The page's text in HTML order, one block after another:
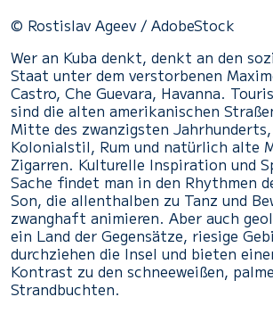
© Rostislav Ageev / AdobeStock
Wer an Kuba denkt, denkt an den
Staat unter dem verstorbenen
Castro, Che Guevara, Havanna.
sind die alten amerikanischen
Mitte des zwanzigsten
Kolonialstil, Rum und natürlich alte
Zigarren. Kulturelle Inspiration und
Sache findet man in den Rhythmen
Son, die allenthalben zu Tanz und
zwanghaft animieren. Aber auch
ein Land der Gegensätze, riesige
durchziehen die Insel und bieten
Kontrast zu den schneeweißen,
Strandbuchten.